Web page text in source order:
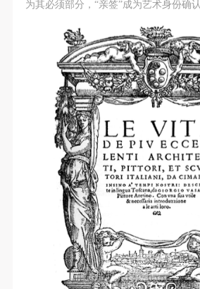
为其必须部分，“亲签”成为艺术身份确认
附则
（1）、本协议未尽事宜，经双方
本协议的补充协议，并不得违反相
（2）、本协议自甲乙双方签字（
起生效。
（3）、本协议包括纸质档和电子
份，甲乙双方各执一份，均具有同
活动参与者意味着接受并承担本协
同意者意味着放弃参加此次活动的
活动前，必须事先与自己的家属沟
意，同时知晓并同意本免责声明。
后，视作其家属也已知晓并同意。
我已认真阅读上述条款，并且同意
附则
（1）、本协议未尽事宜，经双方
本协议的补充协议，并不得违反相
（2）、本协议自甲乙双方签字（
起生效。
（3）、本协议包括纸质档和电子
份，甲乙双方各执一份，均具有同
活动参与者意味着接受并承担本协
同意者意味着放弃参加此次活动的
活动前，必须事先与自己的家属沟
意，同时知晓并同意本免责声明。
后，视作其家属也已知晓并同意。
我已认真阅读上述条款，并且同意
附则
（1）、本协议未尽事宜，经双方
本协议的补充协议，并不得违反相
（2）、本协议自甲乙双方签字（
起生效。
（3）、本协议包括纸质档和电子
份，甲乙双方各执一份，均具有同
活动参与者意味着接受并承担本协
同意者意味着放弃参加此次活动的
活动前，必须事先与自己的家属沟
意，同时知晓并同意本免责声明。
后，视作其家属也已知晓并同意。
我已认真阅读上述条款，并且同意